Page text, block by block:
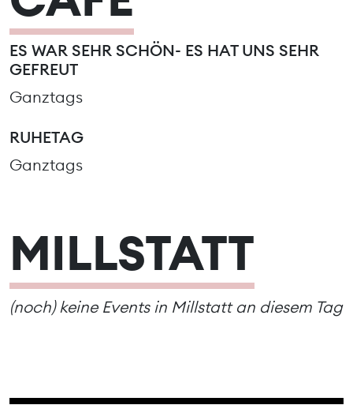
ES WAR SEHR SCHÖN- ES HAT UNS SEHR
GEFREUT
Ganztags
RUHETAG
Ganztags
MILLSTATT
(noch) keine Events in Millstatt an diesem Tag